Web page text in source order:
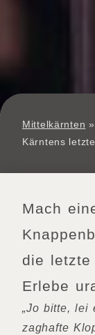
Mittelkärnten »
Kärntens
Mach
die letzte
Erlebe
„Jo bitte, lei
zaghafte